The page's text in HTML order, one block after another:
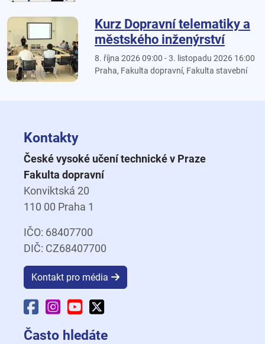
Kurz Dopravní telematiky a
městského inženýrství
8. října 2026 09:00 - 3. listopadu 2026 16:00
Praha, Fakulta dopravní, Fakulta stavební
Kontakty
České vysoké učení technické v Praze
Fakulta dopravní
Konviktská 20
110 00 Praha 1
IČO: 68407700
DIČ: CZ68407700
Kontakt pro média
Facebook Fakulty dopravní
Instagram Fakulty dopravní
YouTube Fakulty dopravní
Často hledáte